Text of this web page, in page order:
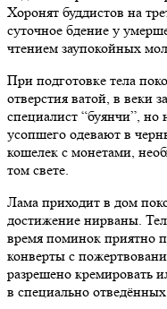
Хоронят буддистов на
суточное бдение у
чтением заупокойных
При подготовке тела
отверстия ватой, в веки
специалист “буянчи”, но
усопшего одевают в
кошелек с монетами,
том свете.
Лама приходит в дом
достижение нирваны.
время поминок приятно
конверты с
разрешено кремировать
в специально